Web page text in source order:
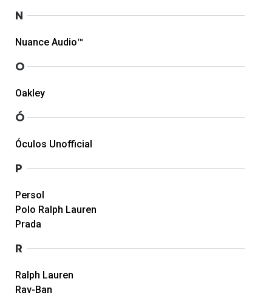
N
Nuance Audio™
O
Oakley
Ó
Óculos Unofficial
P
Persol
Polo Ralph Lauren
Prada
R
Ralph Lauren
Ray-Ban